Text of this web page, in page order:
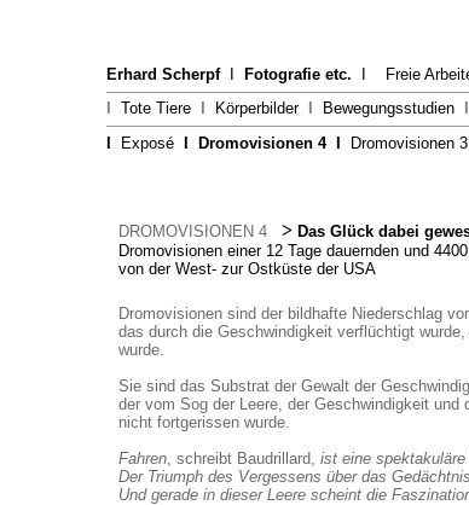
Erhard Scherpf Fotografie etc. Freie
Tote Tiere Körperbilder Bewegungsstudien
Exposé Dromovisionen 4 Dromovisionen 3
DROMOVISIONEN 4 > Das Glück dabei
Dromovisionen einer 12 Tage dauernden und
von der West- zur Ostküste der USA
Dromovisionen sind der bildhafte Niederschlag
das durch die Geschwindigkeit verflüchtigt
wurde.
Sie sind das Substrat der Gewalt der
der vom Sog der Leere, der Geschwindigkeit und
nicht fortgerissen wurde.
Fahren, schreibt Baudrillard, ist eine
Der Triumph des Vergessens über das
Und gerade in dieser Leere scheint die